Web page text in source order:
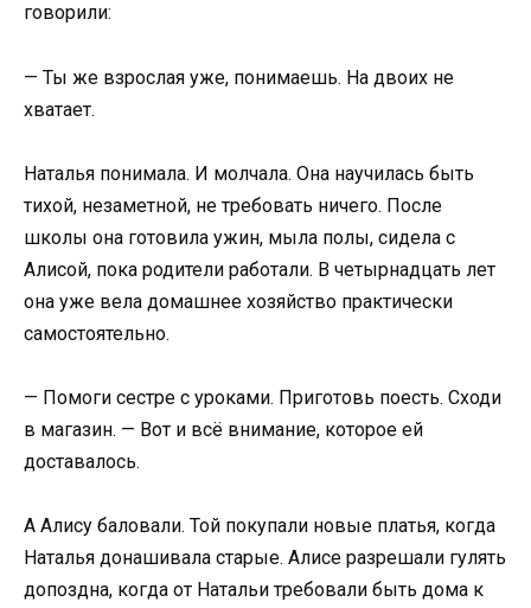
говорили:
— Ты же взрослая уже, понимаешь. На двоих не
хватает.
Наталья понимала. И молчала. Она научилась быть
тихой, незаметной, не требовать ничего. После
школы она готовила ужин, мыла полы, сидела с
Алисой, пока родители работали. В четырнадцать лет
она уже вела домашнее хозяйство практически
самостоятельно.
— Помоги сестре с уроками. Приготовь поесть. Сходи
в магазин. — Вот и всё внимание, которое ей
доставалось.
А Алису баловали. Той покупали новые платья, когда
Наталья донашивала старые. Алисе разрешали гулять
допоздна, когда от Натальи требовали быть дома к